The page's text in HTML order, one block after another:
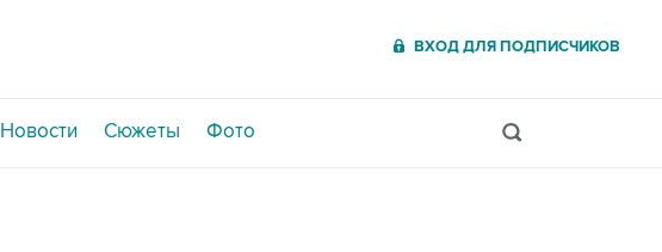
ВХОД ДЛЯ ПОДПИСЧИКОВ
Новости Сюжеты Фото